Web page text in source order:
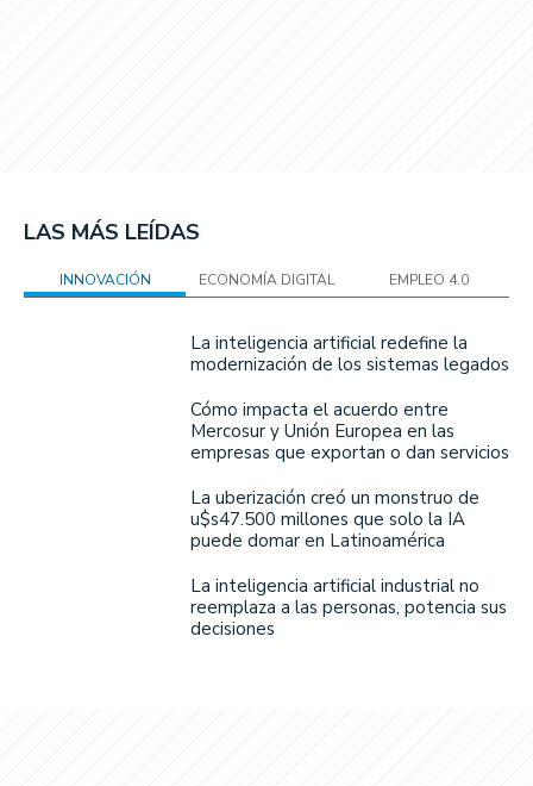
LAS MÁS LEÍDAS
INNOVACIÓN ECONOMÍA DIGITAL EMPLEO 4.0
La inteligencia artificial redefine la
modernización de los sistemas legados
Cómo impacta el acuerdo entre
Mercosur y Unión Europea en las
empresas que exportan o dan servicios
La uberización creó un monstruo de
u$s47.500 millones que solo la IA
puede domar en Latinoamérica
La inteligencia artificial industrial no
reemplaza a las personas, potencia sus
decisiones